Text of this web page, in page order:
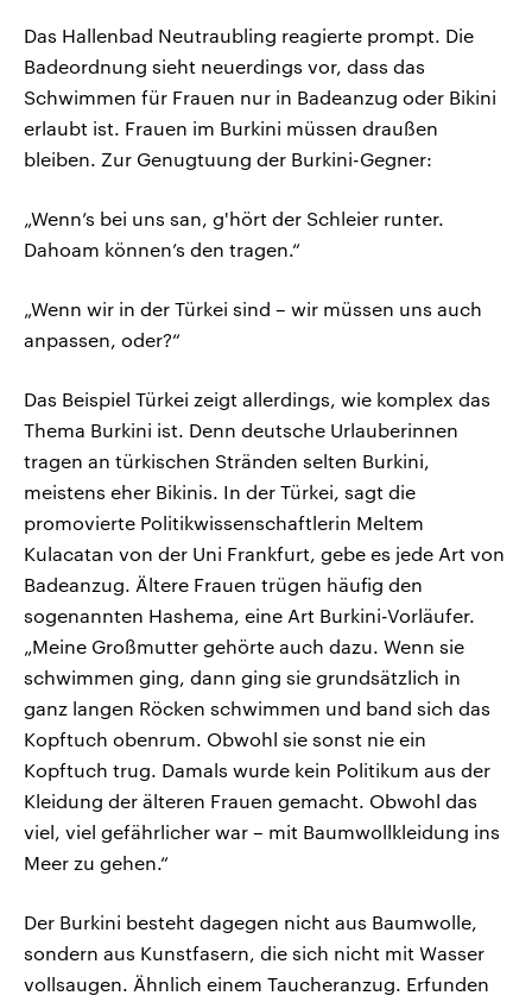
Das Hallenbad Neutraubling reagierte prompt. Die
Badeordnung sieht neuerdings vor, dass das
Schwimmen für Frauen nur in Badeanzug oder Bikini
erlaubt ist. Frauen im Burkini müssen draußen
bleiben. Zur Genugtuung der Burkini-Gegner:
„Wenn’s bei uns san, g'hört der Schleier runter.
Dahoam können’s den tragen.“
„Wenn wir in der Türkei sind – wir müssen uns auch
anpassen, oder?“
Das Beispiel Türkei zeigt allerdings, wie komplex das
Thema Burkini ist. Denn deutsche Urlauberinnen
tragen an türkischen Stränden selten Burkini,
meistens eher Bikinis. In der Türkei, sagt die
promovierte Politikwissenschaftlerin Meltem
Kulacatan von der Uni Frankfurt, gebe es jede Art von
Badeanzug. Ältere Frauen trügen häufig den
sogenannten Hashema, eine Art Burkini-Vorläufer.
„Meine Großmutter gehörte auch dazu. Wenn sie
schwimmen ging, dann ging sie grundsätzlich in
ganz langen Röcken schwimmen und band sich das
Kopftuch obenrum. Obwohl sie sonst nie ein
Kopftuch trug. Damals wurde kein Politikum aus der
Kleidung der älteren Frauen gemacht. Obwohl das
viel, viel gefährlicher war – mit Baumwollkleidung ins
Meer zu gehen.“
Der Burkini besteht dagegen nicht aus Baumwolle,
sondern aus Kunstfasern, die sich nicht mit Wasser
vollsaugen. Ähnlich einem Taucheranzug. Erfunden